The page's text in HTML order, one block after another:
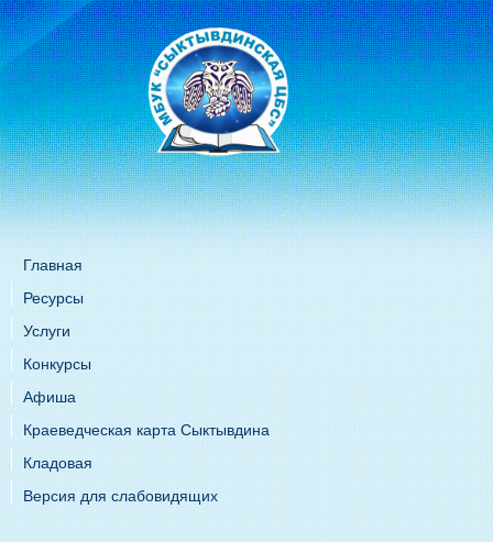
Главная
Ресурсы
Услуги
Конкурсы
Афиша
Краеведческая карта Сыктывдина
Кладовая
Версия для слабовидящих